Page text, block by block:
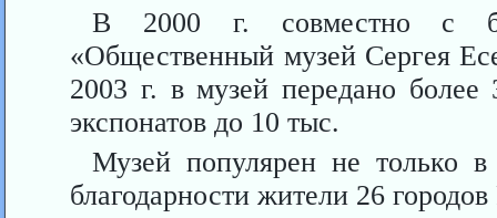
В 2000 г. совместно с
«Общественный музей Сергея
2003 г. в музей передано
экспонатов до 10 тыс.
Музей популярен не только
благодарности жители 26